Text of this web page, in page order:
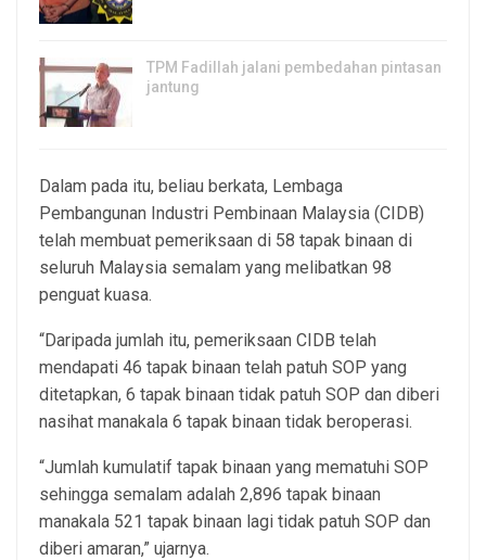
TPM Fadillah jalani pembedahan pintasan
jantung
Dalam pada itu, beliau berkata, Lembaga
Pembangunan Industri Pembinaan Malaysia (CIDB)
telah membuat pemeriksaan di 58 tapak binaan di
seluruh Malaysia semalam yang melibatkan 98
penguat kuasa.
“Daripada jumlah itu, pemeriksaan CIDB telah
mendapati 46 tapak binaan telah patuh SOP yang
ditetapkan, 6 tapak binaan tidak patuh SOP dan diberi
nasihat manakala 6 tapak binaan tidak beroperasi.
“Jumlah kumulatif tapak binaan yang mematuhi SOP
sehingga semalam adalah 2,896 tapak binaan
manakala 521 tapak binaan lagi tidak patuh SOP dan
diberi amaran,” ujarnya.